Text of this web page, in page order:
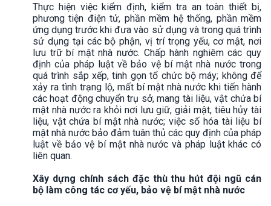
Thực hiện việc kiểm định, kiểm tra an toàn thiết bị,
phương tiện điện tử, phần mềm hệ thống, phần mềm
ứng dụng trước khi đưa vào sử dụng và trong quá trình
sử dụng tại các bộ phận, vị trí trọng yếu, cơ mật, nơi
lưu trữ bí mật nhà nước. Chấp hành nghiêm các quy
định của pháp luật về bảo vệ bí mật nhà nước trong
quá trình sắp xếp, tinh gọn tổ chức bộ máy; không để
xảy ra tình trạng lộ, mất bí mật nhà nước khi tiến hành
các hoạt động chuyển trụ sở, mang tài liệu, vật chứa bí
mật nhà nước ra khỏi nơi lưu giữ, giải mật, tiêu hủy tài
liệu, vật chứa bí mật nhà nước; việc số hóa tài liệu bí
mật nhà nước bảo đảm tuân thủ các quy định của pháp
luật về bảo vệ bí mật nhà nước và pháp luật khác có
liên quan.
Xây dựng chính sách đặc thù thu hút đội ngũ cán
bộ làm công tác cơ yếu, bảo vệ bí mật nhà nước